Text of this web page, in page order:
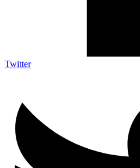
Twitter